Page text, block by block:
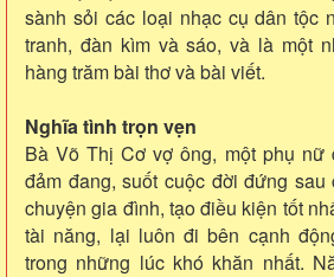
sành sỏi các loại nhạc cụ dân tộc
tranh, đàn kìm và sáo, và là một
hàng trăm bài thơ và bài viết.
Nghĩa tình trọn vẹn
Bà Võ Thị Cơ vợ ông, một phụ nữ
đảm đang, suốt cuộc đời đứng
chuyện gia đình, tạo điều kiện tốt
tài năng, lại luôn đi bên cạnh
trong những lúc khó khăn nhất.